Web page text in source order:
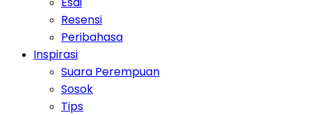
Resensi
Peribahasa
Inspirasi
Suara Perempuan
Sosok
Tips